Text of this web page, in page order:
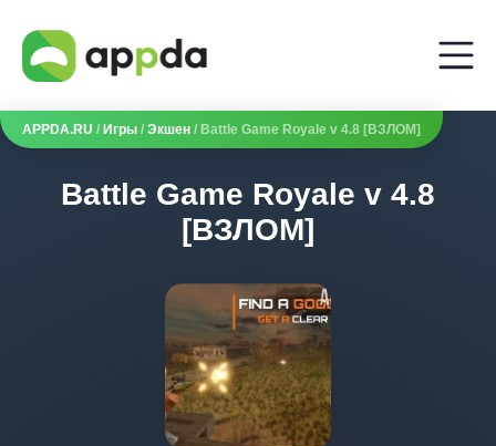
APPDA.RU / Игры / Экшен / Battle Game Royale v 4.8 [ВЗЛОМ]
Battle Game Royale v 4.8
[ВЗЛОМ]